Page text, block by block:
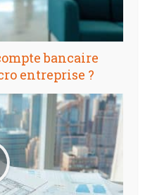
bancaire
entreprise ?